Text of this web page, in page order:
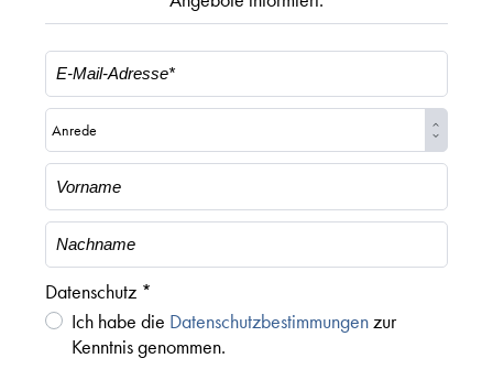
Datenschutz *
Ich habe die Datenschutzbestimmungenzur
Kenntnis genommen.